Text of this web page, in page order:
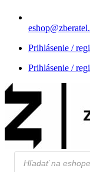
Prihlásenie /
Prihlásenie /
Products
search